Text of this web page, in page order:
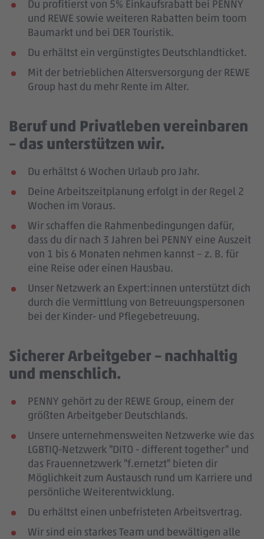
Du profitierst von 5% Einkaufsrabatt bei PENNY
und REWE sowie weiteren Rabatten beim toom
Baumarkt und bei DER Touristik.
Du erhältst ein vergünstigtes Deutschlandticket.
Mit der betrieblichen Altersversorgung der REWE
Group hast du mehr Rente im Alter.
Beruf und Privatleben vereinbaren
– das unterstützen wir.
Du erhältst 6 Wochen Urlaub pro Jahr.
Deine Arbeitszeitplanung erfolgt in der Regel 2
Wochen im Voraus.
Wir schaffen die Rahmenbedingungen dafür,
dass du dir nach 3 Jahren bei PENNY eine Auszeit
von 1 bis 6 Monaten nehmen kannst – z. B. für
eine Reise oder einen Hausbau.
Unser Netzwerk an Expert:innen unterstützt dich
durch die Vermittlung von Betreuungspersonen
bei der Kinder- und Pflegebetreuung.
Sicherer Arbeitgeber – nachhaltig
und menschlich.
PENNY gehört zu der REWE Group, einem der
größten Arbeitgeber Deutschlands.
Unsere unternehmensweiten Netzwerke wie das
LGBTIQ-Netzwerk "DITO - different together" und
das Frauennetzwerk "f.ernetzt" bieten dir
Möglichkeit zum Austausch rund um Karriere und
persönliche Weiterentwicklung.
Du erhältst einen unbefristeten Arbeitsvertrag.
Wir sind ein starkes Team und bewältigen alle